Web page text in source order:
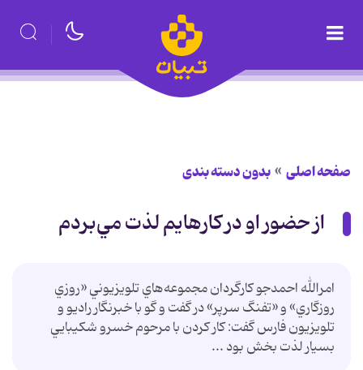
صفحه اصلی بدون دسته بندی
از حضور او در كارهايم لذت مي‌بردم
امرالله احمدجو كارگردان مجموعه‌هاي تلويزيوني «روزي
روزگاري» و «تفنگ سرپر» در گفت و گو با خبرنگار راديو و
تلويزيون فارس گفت:‌ كار كردن با مرحوم خسرو شكيبايي
بسيار لذت بخش بود ...